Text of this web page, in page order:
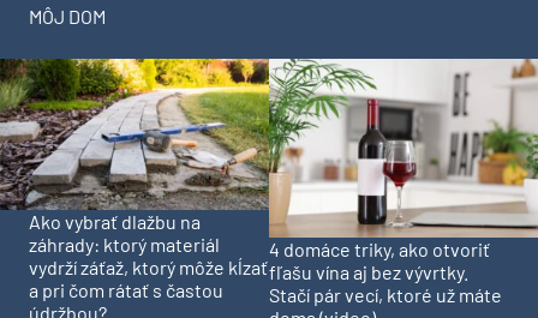
MÔJ DOM
Ako vybrať dlažbu na
záhrady: ktorý materiál
vydrží záťaž, ktorý môže kĺzať
a pri čom rátať s častou
údržbou?
4 domáce triky, ako otvoriť
fľašu vína aj bez vývrtky.
Stačí pár vecí, ktoré už máte